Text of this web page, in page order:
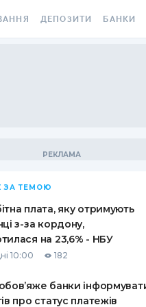
ВІНЬЄТКА
ВІД
ВИПАДКІВ
ДЕПОЗИТИ
ПИТАННЯ ТА ВІДПОВІДІ
ПУТІВНИКИ ПО
ЗАОЩАДЖЕННЯМ
БАНКИ
ЗА ТЕМОЮ
плата, яку отримують
з-за кордону,
на 23,6% - НБУ
10:00 182
банки
про статус платежів